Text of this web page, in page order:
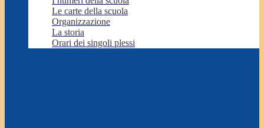
Le carte della scuola
Organizzazione
La storia
Orari dei singoli plessi